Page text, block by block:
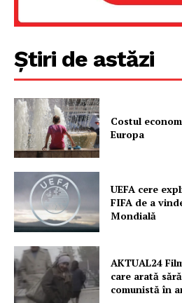
Știri de astăzi
Costul
Europa
UEFA cere
FIFA de a
Mondială
AKTUAL24
care arată
comunistă în